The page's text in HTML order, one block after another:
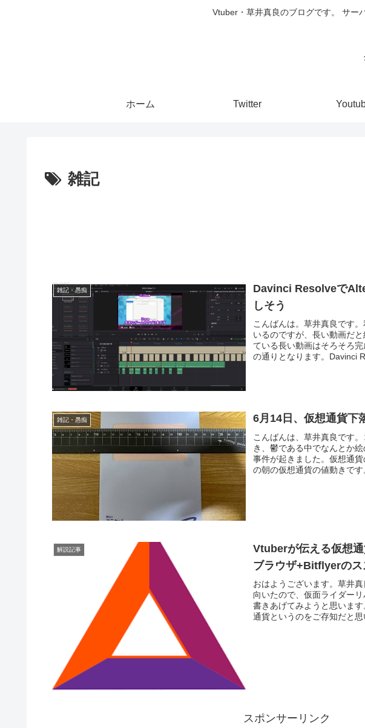
Vtuber・草井真良のブログです。 サー
ホーム Twitter
雑記
雑記・愚痴
Davinci Resolveで
しそう
こんばんは。草井真良です
いるのですが、長い動画だ
ている長い動画はそろそろ
の通りとなります。Davinci
雑記・愚痴 6月14日、仮想通貨下
こんばんは、草井真良です
き、鬱である中でなんとか
事件が起きました。仮想通
の朝の仮想通貨の値動きで
解説記事
Vtuberが伝える仮想
ブラウザ+Bitflyerのス
おはようございます。草井
向いたので、仮面ライダー
書きあげてみようと思いま
通貨というのをご存知だと
スポンサーリンク